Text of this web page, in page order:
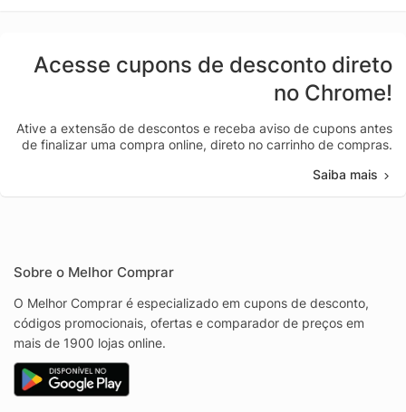
Acesse cupons de desconto direto
no Chrome!
Ative a extensão de descontos e receba aviso de cupons antes
de finalizar uma compra online, direto no carrinho de compras.
Saiba mais
Sobre o Melhor Comprar
O Melhor Comprar é especializado em cupons de desconto,
códigos promocionais, ofertas e comparador de preços em
mais de 1900 lojas online.